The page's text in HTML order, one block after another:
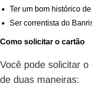
Ter um bom histórico
Ser correntista do
Como solicitar o cartão
Você pode solicitar
de duas maneiras: